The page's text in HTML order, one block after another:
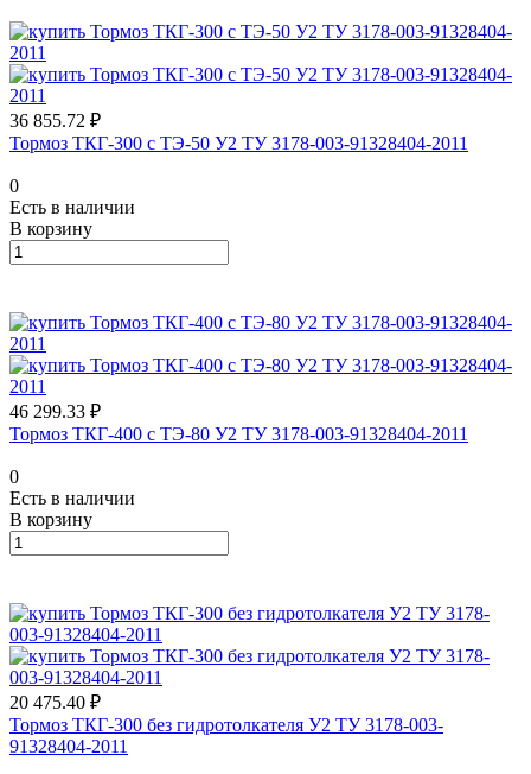
36 855.72 ₽
Тормоз ТКГ-300 с ТЭ-50 У2 ТУ 3178-003-91328404-2011
0
Есть в наличии
В корзину
46 299.33 ₽
Тормоз ТКГ-400 с ТЭ-80 У2 ТУ 3178-003-91328404-2011
0
Есть в наличии
В корзину
20 475.40 ₽
Тормоз ТКГ-300 без гидротолкателя У2 ТУ 3178-003-
91328404-2011